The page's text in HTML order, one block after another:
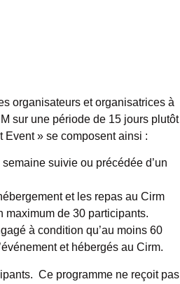
organisateurs et organisatrices à
sur une période de 15 jours plutôt
Event » se composent ainsi :
suivie ou précédée d’un
et les repas au Cirm
maximum de 30 participants.
à condition qu’au moins 60
et hébergés au Cirm.
Ce programme ne reçoit pas